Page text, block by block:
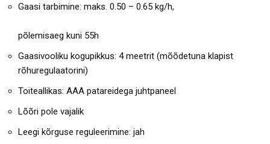
Gaasi tarbimine: maks. 0.50 – 0.65 kg/h,
põlemisaeg kuni 55h
Gaasivooliku kogupikkus: 4 meetrit (mõõdetuna klapist
rõhuregulaatorini)
Toiteallikas: AAA patareidega juhtpaneel
Lõõri pole vajalik
Leegi kõrguse reguleerimine: jah